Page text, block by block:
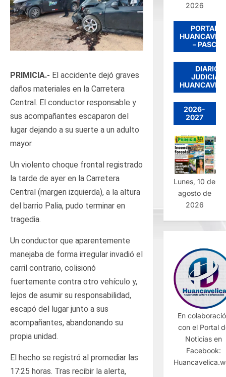
PRIMICIA.- El accidente dejó graves
daños materiales en la Carretera
Central. El conductor responsable y
sus acompañantes escaparon del
lugar dejando a su suerte a un adulto
mayor.
Un violento choque frontal registrado
la tarde de ayer en la Carretera
Central (margen izquierda), a la altura
del barrio Palia, pudo terminar en
tragedia.
Un conductor que aparentemente
manejaba de forma irregular invadió el
carril contrario, colisionó
fuertemente contra otro vehículo y,
lejos de asumir su responsabilidad,
escapó del lugar junto a sus
acompañantes, abandonando su
propia unidad.
El hecho se registró al promediar las
17:25 horas. Tras recibir la alerta,
2026
PORTADA
– PASCO
DIARIO
JUDICIAL
2026-
2027
Lunes, 10 de
agosto de
2026
En
con el Portal
Noticias en
Facebook: